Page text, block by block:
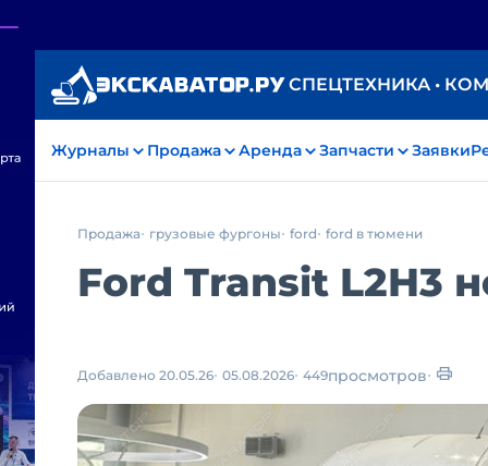
СПЕЦТЕХНИКА •
Журналы Продажа Аренда Запчасти Заявки
Продажа грузовые фургоны ford ford в тюмени
Ford Transit L2H3
Добавлено 20.05.26 05.08.2026 449просмотров